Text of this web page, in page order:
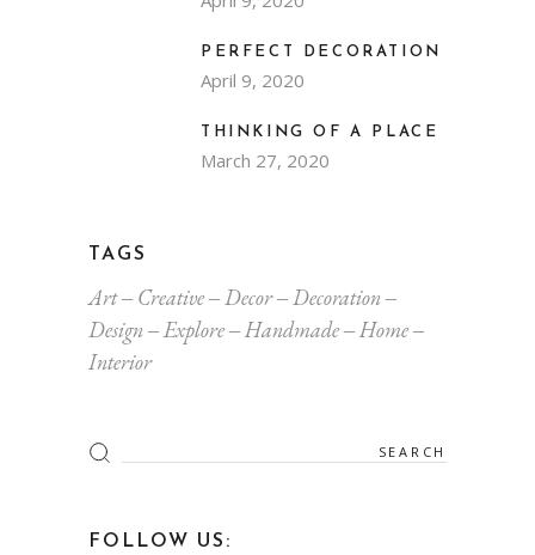
PERFECT DECORATION
April 9, 2020
THINKING OF A PLACE
March 27, 2020
TAGS
Art Creative Decor
Decoration
Design
Explore Handmade
Home
Interior
Search
for:
FOLLOW US: